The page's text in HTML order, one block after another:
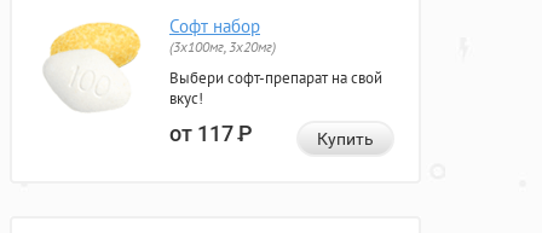
Софт набор
(3x100мг, 3x20мг)
Выбери софт-препарат на свой
вкус!
от 117Р Купить